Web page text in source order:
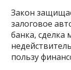
Закон
залоговое
банка, сделка
пользу